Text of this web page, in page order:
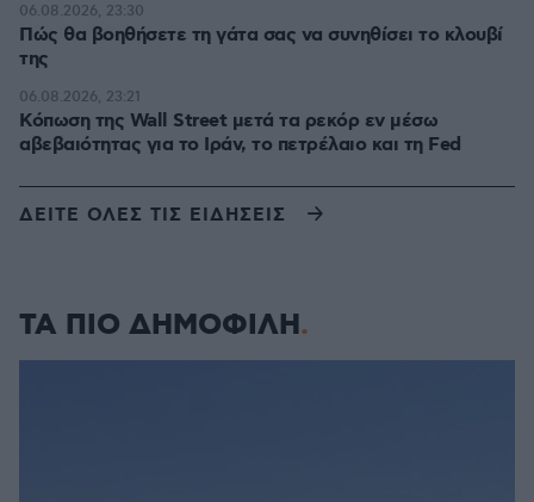
Πώς θα βοηθήσετε τη γάτα σας να συνηθίσει το κλουβί
της
06.08.2026, 23:30
Κόπωση της Wall Street μετά τα ρεκόρ εν μέσω
αβεβαιότητας για το Ιράν, το πετρέλαιο και τη Fed
06.08.2026, 23:21
ΔΕΙΤΕ ΟΛΕΣ ΤΙΣ ΕΙΔΗΣΕΙΣ
ΤΑ ΠΙΟ ΔΗΜΟΦΙΛΗ